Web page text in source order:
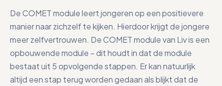
De COMET module leert jongeren op een positievere
manier naar zichzelf te kijken. Hierdoor krijgt de jongere
meer zelfvertrouwen. De COMET module van Liv is een
opbouwende module – dit houdt in dat de module
bestaat uit 5 opvolgende stappen. Er kan natuurlijk
altijd een stap terug worden gedaan als blijkt dat de